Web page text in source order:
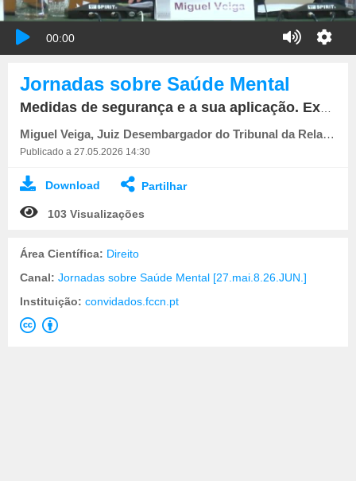
00:00
Jornadas sobre Saúde Mental
Medidas de segurança e a sua aplicação. Execução e revisão de medidas de segurança não privativas da liberdade
Miguel Veiga, Juiz Desembargador do Tribunal da Relação de Coimbra
Publicado a 27.05.2026 14:30
Download Partilhar
103 Visualizações
Área Científica: Direito
Canal: Jornadas sobre Saúde Mental [27.mai.8.26.JUN.]
Instituição: convidados.fccn.pt